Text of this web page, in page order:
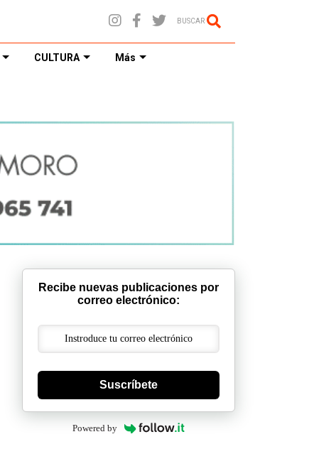
BUSCAR
CULTURA Más
Recibe nuevas publicaciones por
correo electrónico:
Suscríbete
Powered by